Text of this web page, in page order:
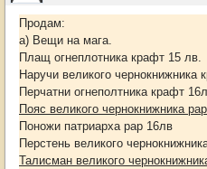
Продам:
а) Вещи на мага.
Плащ огнеплотника крафт 15 лв.
Наручи великого чернокнижника
Перчатни огнеполтника крафт
Пояс великого чернокнижника
Поножи патриарха рар 16лв
Перстень великого
Талисман великого